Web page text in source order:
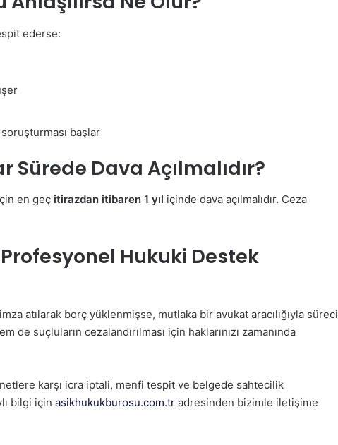
ederse:
başlar
Sürede Dava Açılmalıdır?
en geç itirazdan itibaren 1 yıl içinde dava açılmalıdır. Ceza
Hukuki Destek
atılarak borç yüklenmişse, mutlaka bir avukat aracılığıyla süreci
de suçluların cezalandırılması için haklarınızı zamanında
karşı icra iptali, menfi tespit ve belgede sahtecilik
bilgi için asikhukukburosu.com.tr adresinden bizimle iletişime